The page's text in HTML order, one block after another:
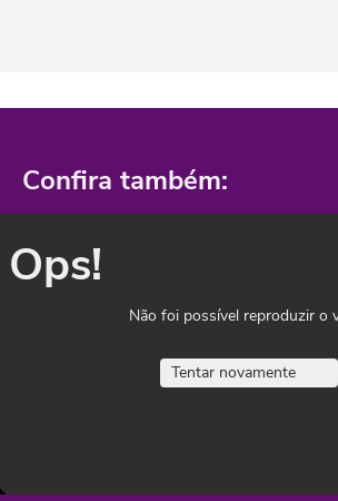
Confira também:
Ops!
Não foi possível reproduzir o
Tentar novamente